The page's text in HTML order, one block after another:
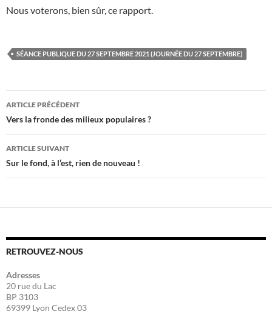
Nous voterons, bien sûr, ce rapport.
SÉANCE PUBLIQUE DU 27 SEPTEMBRE 2021 (JOURNÉE DU 27 SEPTEMBRE)
Navigation
des
articles
ARTICLE PRÉCÉDENT
Vers la fronde des milieux populaires ?
ARTICLE SUIVANT
Sur le fond, à l’est, rien de nouveau !
RETROUVEZ-NOUS
Adresses
20 rue du Lac
BP 3103
69399 Lyon Cedex 03